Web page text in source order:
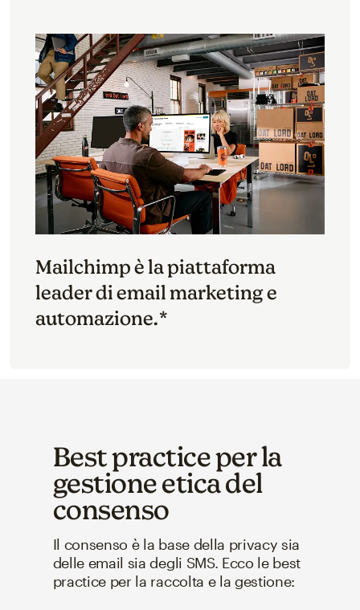
Mailchimp è la piattaforma
leader di email marketing e
automazione.*
Best practice per la
gestione etica del
consenso
Il consenso è la base della privacy sia
delle email sia degli SMS. Ecco le best
practice per la raccolta e la gestione: